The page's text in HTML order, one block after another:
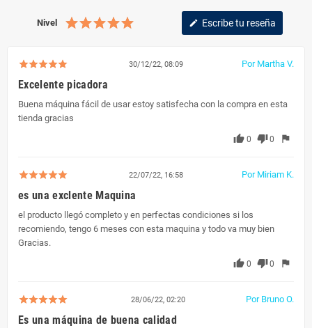
Nivel edit Escribe tu reseña
30/12/22, 08:09 Por Martha V.
Excelente picadora
Buena máquina fácil de usar estoy satisfecha con la compra en esta
tienda gracias
thumb_up 0 thumb_down0 flag
22/07/22, 16:58 Por Miriam K.
es una exclente Maquina
el producto llegó completo y en perfectas condiciones si los
recomiendo, tengo 6 meses con esta maquina y todo va muy bien
Gracias.
thumb_up 0 thumb_down0 flag
28/06/22, 02:20 Por Bruno O.
Es una máquina de buena calidad